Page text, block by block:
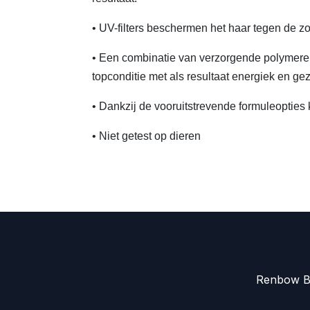
• UV-filters beschermen het haar tegen de
• Een combinatie van verzorgende
topconditie met als resultaat energiek en
• Dankzij de vooruitstrevende
• Niet getest op dieren
Renbow